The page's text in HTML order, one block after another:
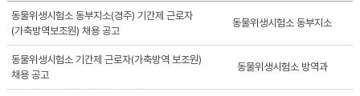
동물위생시험소 동부지소(경주) 기간제 근로자
(가축방역보조원) 채용 공고
동물위생시험소 동부지소
동물위생시험소 기간제 근로자(가축방역 보조원)
채용 공고
동물위생시험소 방역과